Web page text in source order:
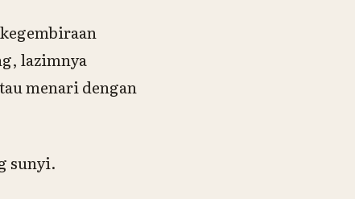
lazimnya
menari dengan
sunyi.